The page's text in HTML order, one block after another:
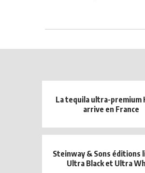
La tequila ultra-premium
arrive en France
Steinway & Sons éditions
Ultra Black et Ultra